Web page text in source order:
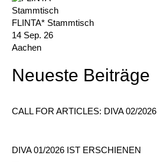
FLINTA* Stammtisch
14 Sep. 26
Aachen
Neueste Beiträge
CALL FOR ARTICLES: DIVA 02/2026
DIVA 01/2026 IST ERSCHIENEN